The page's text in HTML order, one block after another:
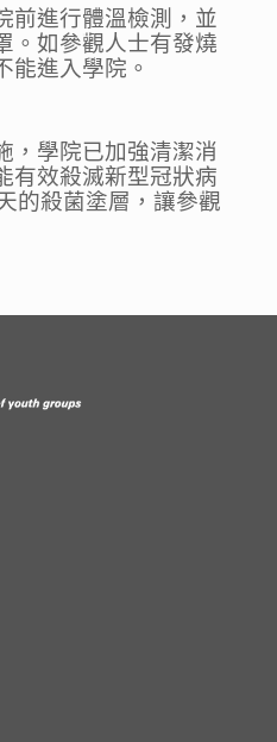
前進行體溫檢測，並
。如參觀人士有發燒
能進入學院。
，學院已加強清潔消
有效殺滅新型冠狀病
的殺菌塗層，讓參觀